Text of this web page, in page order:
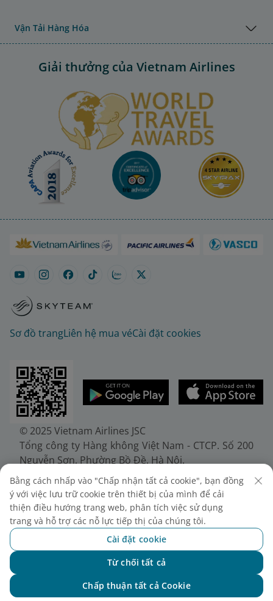
Vận Tải Hàng Hóa
Giải thưởng của Vietnam Airlines
Sơ đồ trangLiên hệ mua véCài đặt cookies
© 2025 Vietnam Airlines JSC
Tổng công ty Hàng không Việt Nam - CTCP. Số 200
Nguyễn Sơn, Phường Bồ Đề, Hà Nội.
Điện thoại: (+84-24) 38272289. Fax: (+84-24)
38722375
Giấy chứng nhận đăng ký doanh nghiệp, mã số
doanh nghiệp 0100107518, đăng ký lần đầu ngày
30/6/2010, đăng ký thay đổi lần thứ 10 ngày
24/7/2025, cấp bởi Sở Tài chính Thành phố Hà Nội.
Bằng cách nhấp vào "Chấp nhận tất cả cookie", bạn đồng
ý với việc lưu trữ cookie trên thiết bị của mình để cải
thiện điều hướng trang web, phân tích việc sử dụng
trang và hỗ trợ các nỗ lực tiếp thị của chúng tôi.
Cài đặt cookie
Từ chối tất cả
Chấp thuận tất cả Cookie